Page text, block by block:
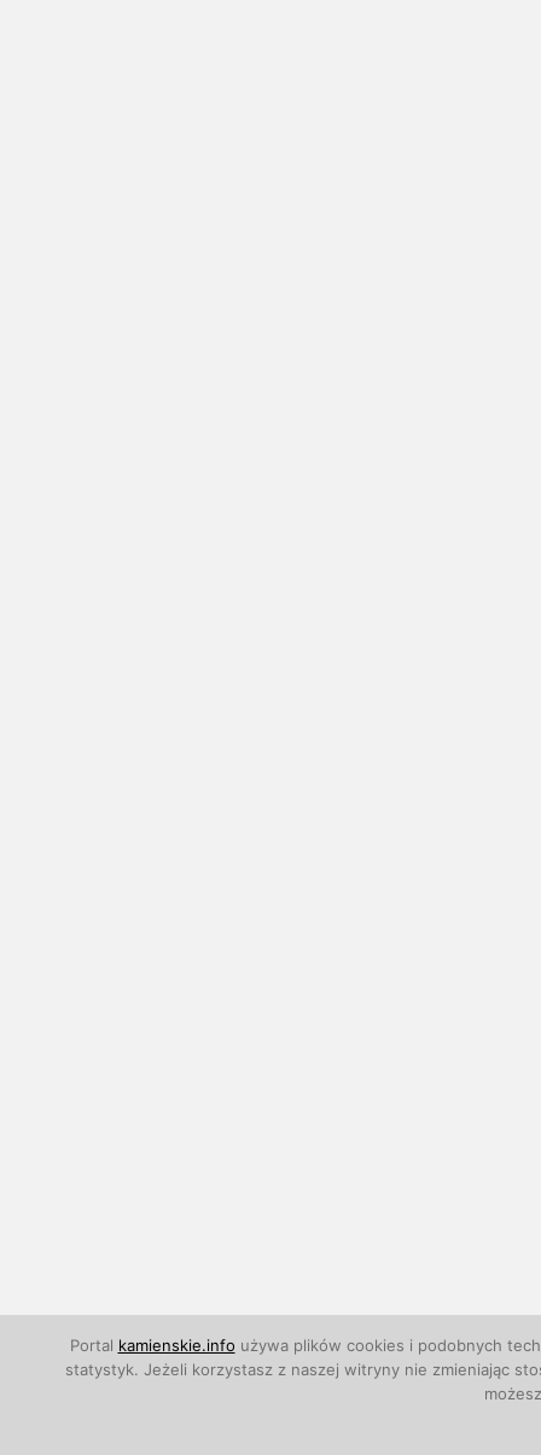
Portal kamienskie.info używa plików cookies i podobnych
statystyk. Jeżeli korzystasz z naszej witryny nie zmieniając